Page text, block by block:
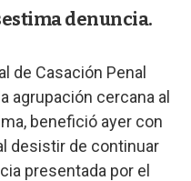
denuncia.
de Casación Penal
agrupación cercana al
benefició ayer con
desistir de continuar
presentada por el